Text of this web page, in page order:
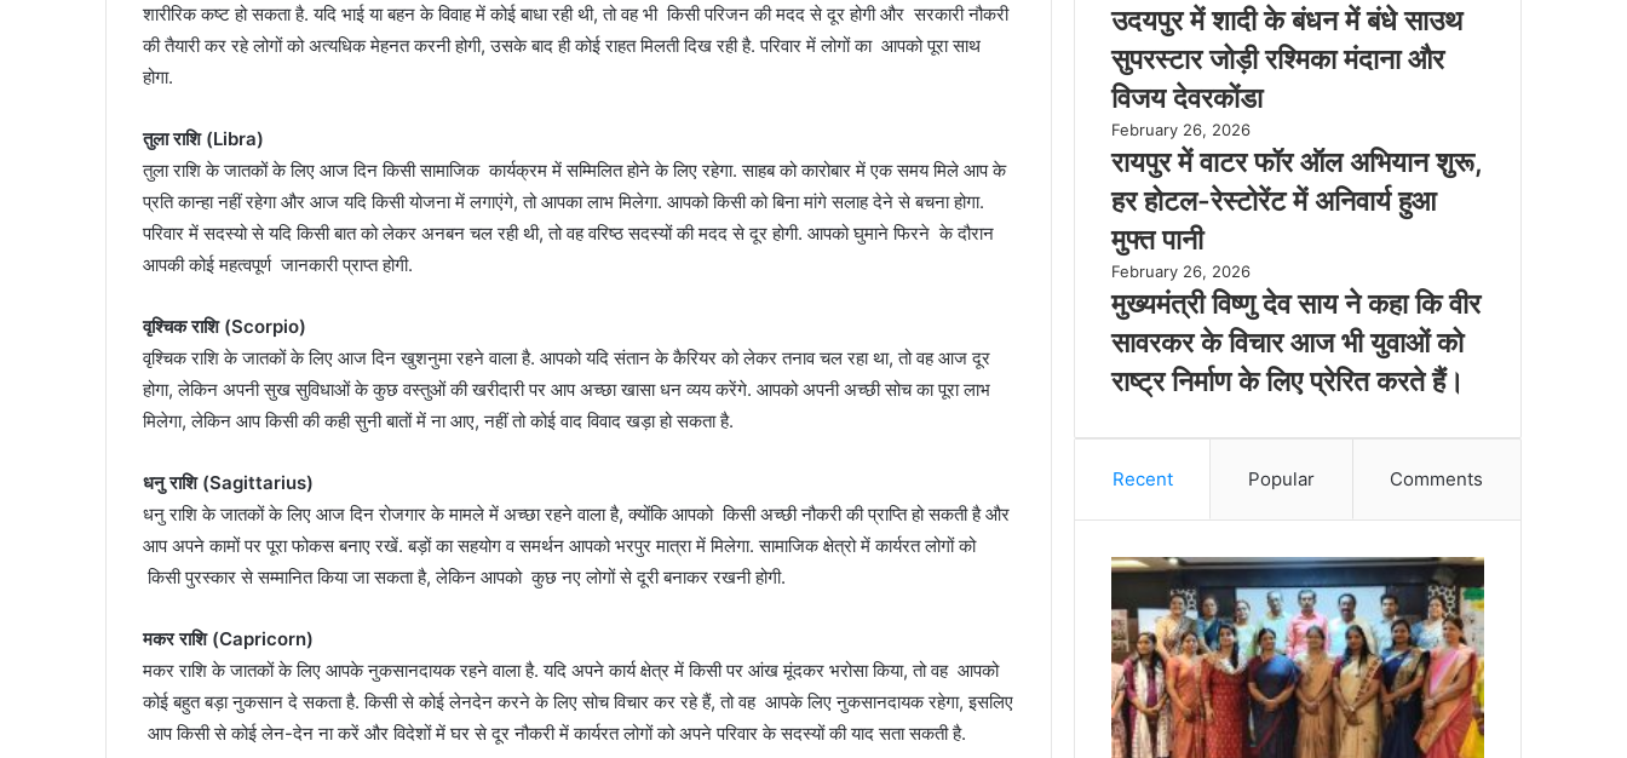
शारीरिक कष्ट हो सकता है. यदि भाई या बहन के विवाह में कोई बाधा रही थी, तो वह भी किसी परिजन की मदद से दूर होगी और सरकारी नौकरी
की तैयारी कर रहे लोगों को अत्यधिक मेहनत करनी होगी, उसके बाद ही कोई राहत मिलती दिख रही है. परिवार में लोगों का आपको पूरा साथ
होगा.
तुला राशि (Libra)
तुला राशि के जातकों के लिए आज दिन किसी सामाजिक कार्यक्रम में सम्मिलित होने के लिए रहेगा. साहब को कारोबार में एक समय मिले आप के
प्रति कान्हा नहीं रहेगा और आज यदि किसी योजना में लगाएंगे, तो आपका लाभ मिलेगा. आपको किसी को बिना मांगे सलाह देने से बचना होगा.
परिवार में सदस्यो से यदि किसी बात को लेकर अनबन चल रही थी, तो वह वरिष्ठ सदस्यों की मदद से दूर होगी. आपको घुमाने फिरने के दौरान
आपकी कोई महत्वपूर्ण जानकारी प्राप्त होगी.
वृश्चिक राशि (Scorpio)
वृश्चिक राशि के जातकों के लिए आज दिन खुशनुमा रहने वाला है. आपको यदि संतान के कैरियर को लेकर तनाव चल रहा था, तो वह आज दूर
होगा, लेकिन अपनी सुख सुविधाओं के कुछ वस्तुओं की खरीदारी पर आप अच्छा खासा धन व्यय करेंगे. आपको अपनी अच्छी सोच का पूरा लाभ
मिलेगा, लेकिन आप किसी की कही सुनी बातों में ना आए, नहीं तो कोई वाद विवाद खड़ा हो सकता है.
धनु राशि (Sagittarius)
धनु राशि के जातकों के लिए आज दिन रोजगार के मामले में अच्छा रहने वाला है, क्योंकि आपको किसी अच्छी नौकरी की प्राप्ति हो सकती है और
आप अपने कामों पर पूरा फोकस बनाए रखें. बड़ों का सहयोग व समर्थन आपको भरपुर मात्रा में मिलेगा. सामाजिक क्षेत्रो में कार्यरत लोगों को
किसी पुरस्कार से सम्मानित किया जा सकता है, लेकिन आपको कुछ नए लोगों से दूरी बनाकर रखनी होगी.
मकर राशि (Capricorn)
मकर राशि के जातकों के लिए आपके नुकसानदायक रहने वाला है. यदि अपने कार्य क्षेत्र में किसी पर आंख मूंदकर भरोसा किया, तो वह आपको
कोई बहुत बड़ा नुकसान दे सकता है. किसी से कोई लेनदेन करने के लिए सोच विचार कर रहे हैं, तो वह आपके लिए नुकसानदायक रहेगा, इसलिए
आप किसी से कोई लेन-देन ना करें और विदेशों में घर से दूर नौकरी में कार्यरत लोगों को अपने परिवार के सदस्यों की याद सता सकती है.
उदयपुर में शादी के बंधन में बंधे साउथ
सुपरस्टार जोड़ी रश्मिका मंदाना और
विजय देवरकोंडा
February 26, 2026
रायपुर में वाटर फॉर ऑल अभियान शुरू,
हर होटल-रेस्टोरेंट में अनिवार्य हुआ
मुफ्त पानी
February 26, 2026
मुख्यमंत्री विष्णु देव साय ने कहा कि वीर
सावरकर के विचार आज भी युवाओं को
राष्ट्र निर्माण के लिए प्रेरित करते हैं।
Recent Popular Comments